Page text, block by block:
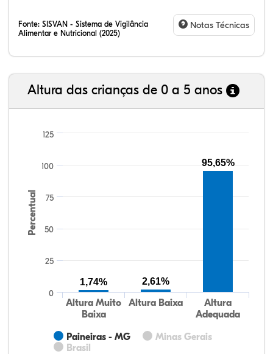
Fonte: SISVAN - Sistema de Vigilância
Alimentar e Nutricional (2025)
Notas Técnicas
Altura das crianças de 0 a 5 anos
Percentual
Paineiras - MG
Minas Gerais
Brasil
Altura Muito
Baixa
Altura Baixa
Altura
Adequada
0
25
50
75
100
125
1,74% 2,61%
95,65%